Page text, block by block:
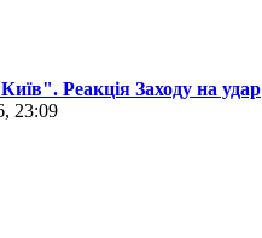
Реакція Заходу на удар
23:09